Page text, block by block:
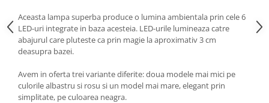
Aceasta lampa superba produce o lumina ambientala prin cele 6
LED-uri integrate in baza acesteia. LED-urile lumineaza catre
abajurul care pluteste ca prin magie la aproximativ 3 cm
deasupra bazei.
Avem in oferta trei variante diferite: doua modele mai mici pe
culorile albastru si rosu si un model mai mare, elegant prin
simplitate, pe culoarea neagra.